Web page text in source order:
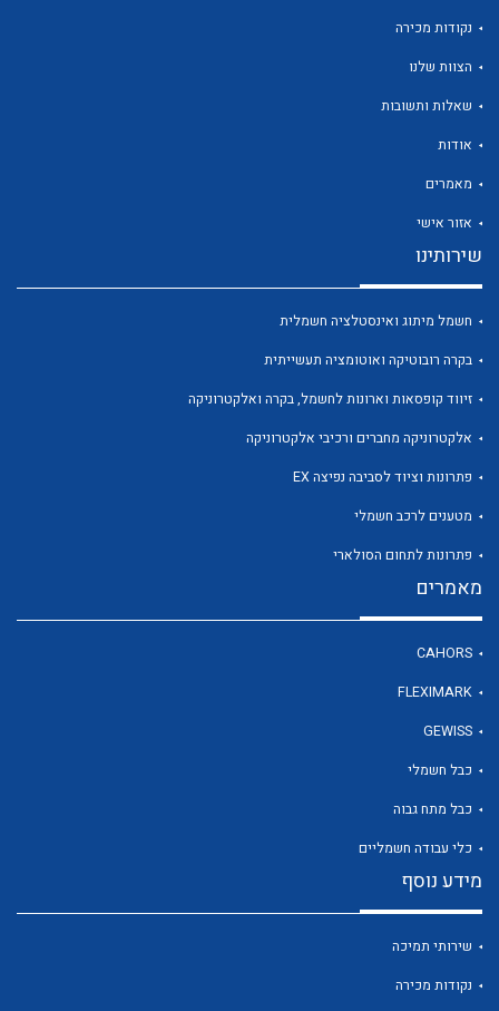
לכל מוצרי היצרן
לכל מוצרי היצרן
נקודות מכירה
הצוות שלנו
שאלות ותשובות
אודות
מאמרים
אזור אישי
שירותינו
חשמל מיתוג ואינסטלציה חשמלית
בקרה רובוטיקה ואוטומציה תעשייתית
זיווד קופסאות וארונות לחשמל, בקרה ואלקטרוניקה
אלקטרוניקה מחברים ורכיבי אלקטרוניקה
פתרונות וציוד לסביבה נפיצה EX
מטענים לרכב חשמלי
פתרונות לתחום הסולארי
מאמרים
CAHORS
FLEXIMARK
GEWISS
כבל חשמלי
כבל מתח גבוה
כלי עבודה חשמליים
מידע נוסף
שירותי תמיכה
נקודות מכירה